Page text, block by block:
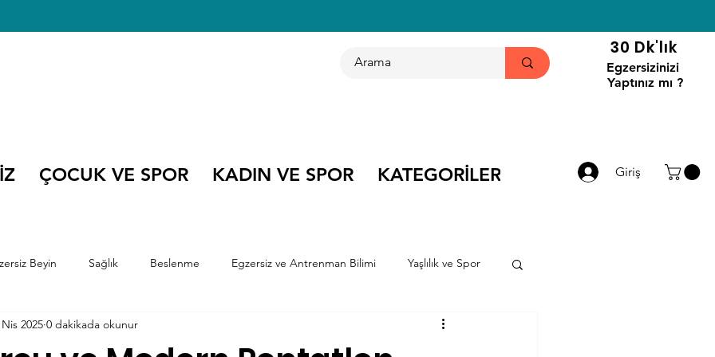
30 Dk'lık
Egzersizinizi
Yaptınız mı ?
ÇOCUK VE SPOR KADIN VE SPOR KATEGORİLER Giriş
Beyin Sağlık Beslenme Egzersiz ve Antrenman Bilimi Yaşlılık ve Spor
Kitapları Çocuk ve Spor
2025 0 dakikada okunur